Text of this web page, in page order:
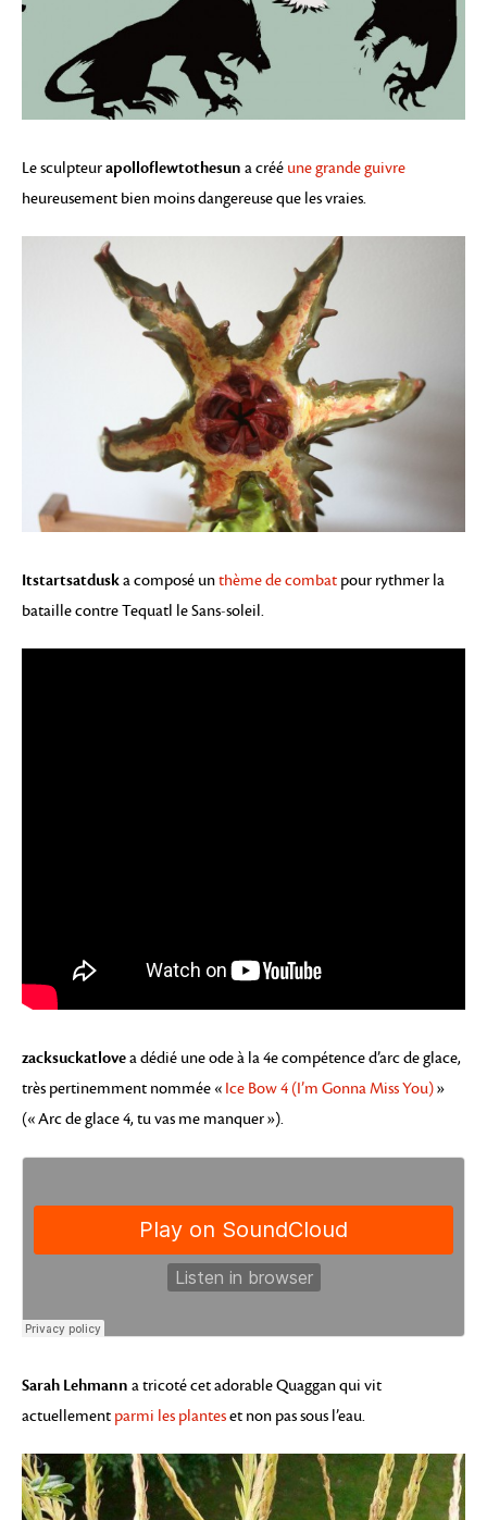
Le sculpteurapolloflewtothesun a créé une grande guivre
heureusement bien moins dangereuse que les vraies.
Itstartsatduska composé unthème de combat pour rythmer la
bataille contre Tequatl le Sans-soleil.
zacksuckatlovea dédié uneode à la 4e compétence d’arc de glace,
très pertinemment nommée « Ice Bow 4 (I’m Gonna Miss You)»
(« Arc de glace 4, tu vas me manquer »).
Sarah Lehmann a tricoté cet adorable Quaggan qui vit
actuellement parmi les planteset non pas sous l’eau.